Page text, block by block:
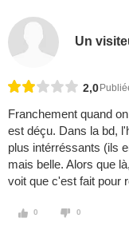
Un
2,0
Franchement quand
est déçu. Dans la bd,
plus intérréssants (ils
mais belle. Alors que
voit que c'est fait pour
0 0